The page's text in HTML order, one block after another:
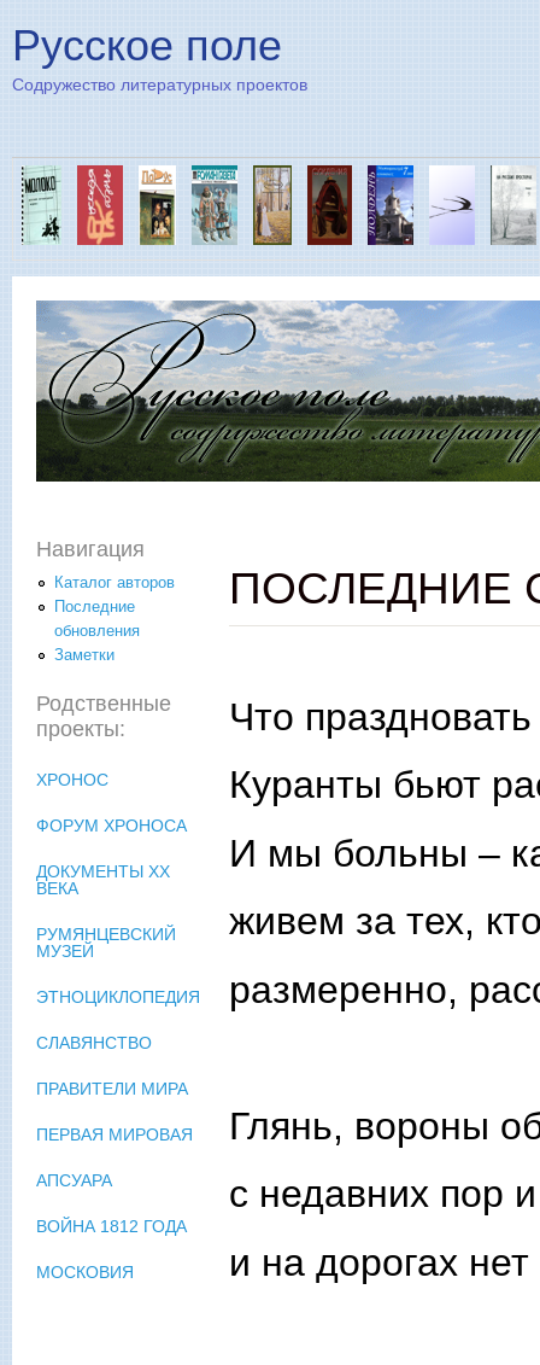
Русское поле
Содружество литературных проектов
ПОСЛЕДНИЕ
Что
Куранты бьют
И мы больны –
живем за тех,
размеренно,
Глянь, вороны
с недавних пор
и на дорогах
Навигация
Каталог авторов
Последние
обновления
Заметки
Родственные
проекты:
ХРОНОС
ФОРУМ ХРОНОСА
ДОКУМЕНТЫ XX
ВЕКА
РУМЯНЦЕВСКИЙ
МУЗЕЙ
ЭТНОЦИКЛОПЕДИЯ
СЛАВЯНСТВО
ПРАВИТЕЛИ МИРА
ПЕРВАЯ МИРОВАЯ
АПСУАРА
ВОЙНА 1812 ГОДА
МОСКОВИЯ